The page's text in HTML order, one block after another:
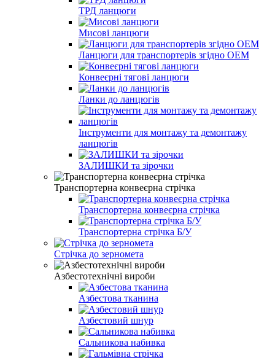
ТРД ланцюги
Мисові ланцюги
Ланцюги для транспортерів згідно ОEМ
Конвеєрні тягові ланцюги
Ланки до ланцюгів
Інструменти для монтажу та демонтажу
ланцюгів
ЗАЛИШКИ та зірочки
Транспортерна конвеєрна стрічка
Транспортерна конвеєрна стрічка
Транспортерна стрічка Б/У
Стрічка до зерномета
Азбестотехнічні вироби
Азбестова тканина
Азбестовий шнур
Сальникова набивка